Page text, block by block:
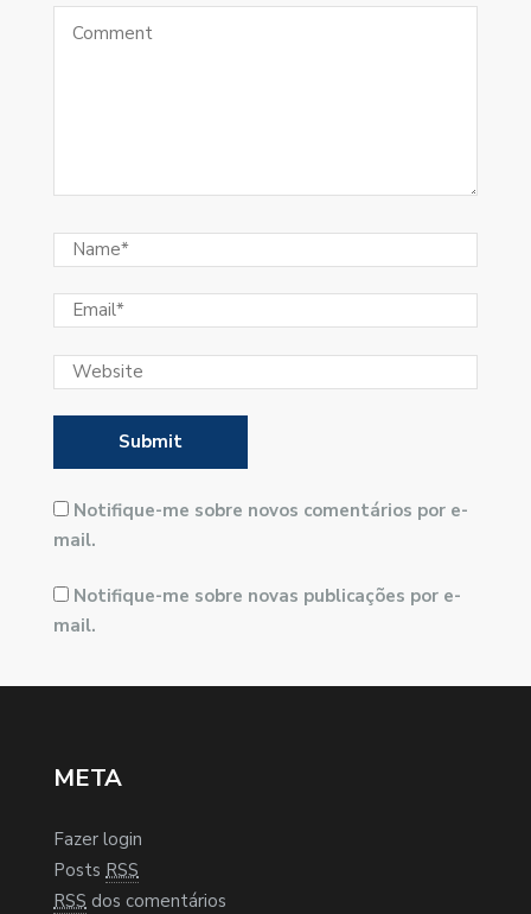
Notifique-me sobre novos comentários por e-
mail.
Notifique-me sobre novas publicações por e-
mail.
META
Fazer login
Posts RSS
RSS dos comentários